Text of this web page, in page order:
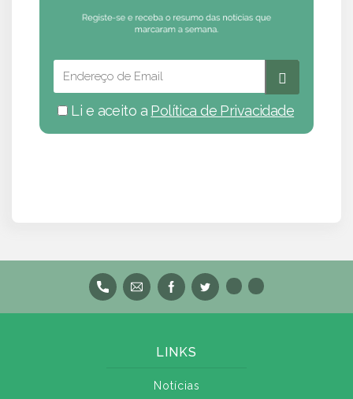
Li e aceito a Política de Privacidade
LINKS
Notícias